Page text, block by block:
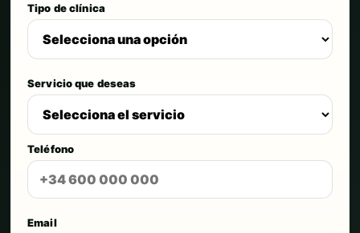
Tipo de clínica
Servicio que deseas
Teléfono
Email